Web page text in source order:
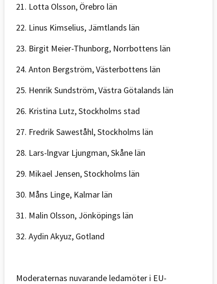
21. Lotta Olsson, Örebro län
22. Linus Kimselius, Jämtlands län
23. Birgit Meier-Thunborg, Norrbottens län
24. Anton Bergström, Västerbottens län
25. Henrik Sundström, Västra Götalands län
26. Kristina Lutz, Stockholms stad
27. Fredrik Saweståhl, Stockholms län
28. Lars-lngvar Ljungman, Skåne län
29. Mikael Jensen, Stockholms län
30. Måns Linge, Kalmar län
31. Malin Olsson, Jönköpings län
32. Aydin Akyuz, Gotland
Moderaternas nuvarande ledamöter i EU-